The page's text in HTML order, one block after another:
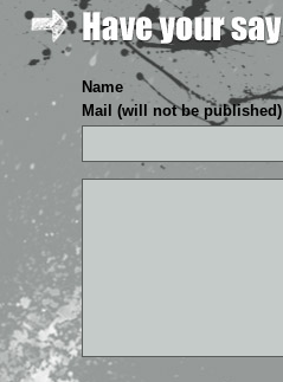
Name
Mail (will not be published)